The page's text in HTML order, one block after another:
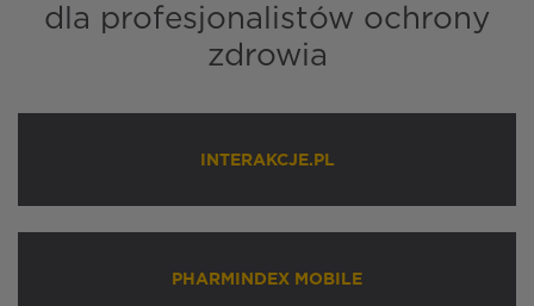
dla profesjonalistów ochrony
zdrowia
INTERAKCJE.PL
PHARMINDEX MOBILE